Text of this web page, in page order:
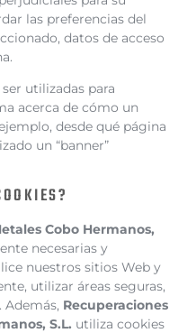
las preferencias del
datos de acceso
utilizadas para
acerca de cómo un
desde qué página
un “banner”
Cobo Hermanos,
necesarias y
nuestros sitios Web y
utilizar áreas seguras,
Además, Recuperaciones
S.L. utiliza cookies